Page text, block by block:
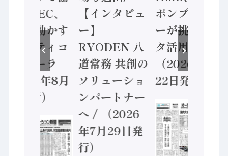
業 / IDEC、
安全に動かす
セーフティコ
ントローラ
（2026年8月
5日発行）
【インタビュ
ー】
RYODEN 八
道常務 共創の
ソリューショ
ンパートナー
へ / （2026
年7月29日発
行）
ポンプメーカ
ーが挑むデー
タ活用 など
（2026年7月
22日発行）